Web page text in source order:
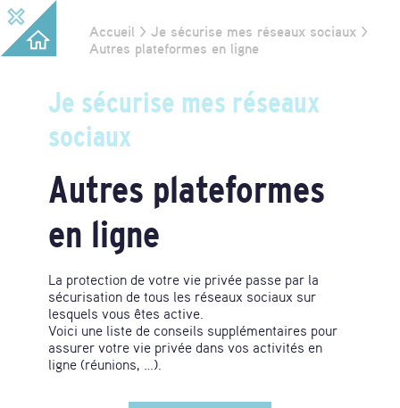
Guide
de
protection
Vous
ici
Accueil > Je sécurise mes réseaux sociaux>
Autres plateformes en ligne
Je sécurise mes réseaux
sociaux
Autres plateformes
en ligne
La protection de votre vie privée passe par la
sécurisation de tous les réseaux sociaux sur
lesquels vous êtes active.
Voici une liste de conseils supplémentaires pour
assurer votre vie privée dans vos activités en
ligne (réunions, …).